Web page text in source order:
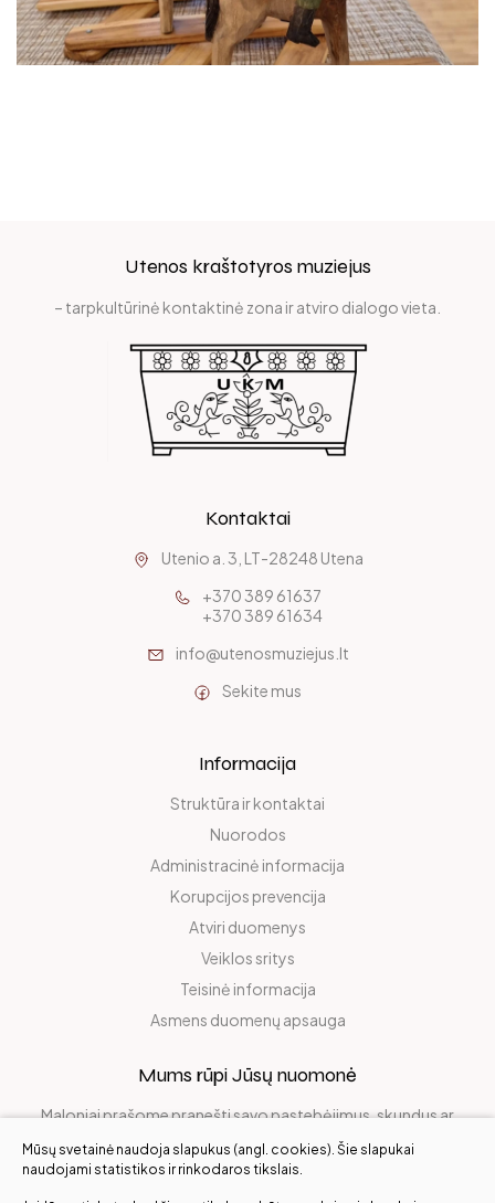
Utenos kraštotyros muziejus
– tarpkultūrinė kontaktinė zona ir atviro dialogo vieta.
Kontaktai
Utenio a. 3, LT-28248 Utena
+370 389 61637
+370 389 61634
info@utenosmuziejus.lt
Sekite mus
Informacija
Struktūra ir kontaktai
Nuorodos
Administracinė informacija
Korupcijos prevencija
Atviri duomenys
Veiklos sritys
Teisinė informacija
Asmens duomenų apsauga
Mums rūpi Jūsų nuomonė
Maloniai prašome pranešti savo pastebėjimus, skundus ar
Mūsų svetainė naudoja slapukus (angl. cookies). Šie slapukai
naudojami statistikos ir rinkodaros tikslais.